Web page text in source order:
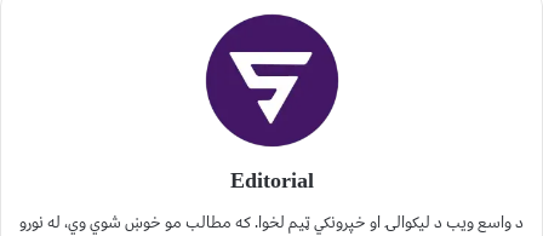
Editorial
د واسع ویب د لیکوالۍ او خپرونکي ټیم لخوا. که مطالب مو خوښ شوي وي، له نورو